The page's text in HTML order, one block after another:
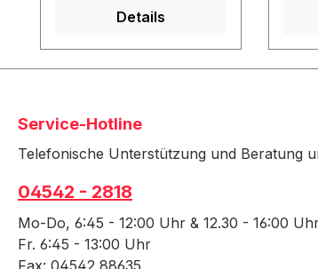
vor Abrieb &Details
Service-Hotline
Telefonische Unterstützung und Beratung
04542 - 2818
Mo-Do, 6:45 - 12:00 Uhr & 12.30 - 16:00
Fr. 6:45 - 13:00 Uhr
Fax: 04542 88635